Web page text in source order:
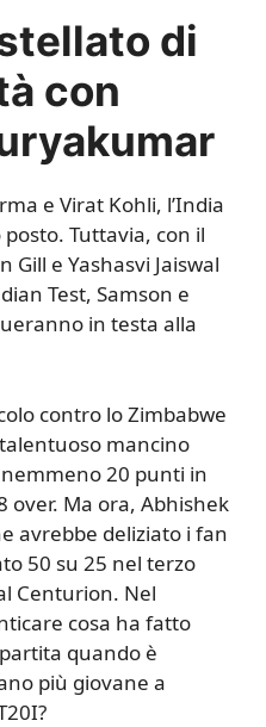
di
con
e Virat Kohli, l’India
Tuttavia, con il
e Yashasvi Jaiswal
Test, Samson e
in testa alla
contro lo Zimbabwe
talentuoso mancino
20 punti in
over. Ma ora, Abhishek
avrebbe deliziato i fan
50 su 25 nel terzo
Centurion. Nel
cosa ha fatto
quando è
più giovane a